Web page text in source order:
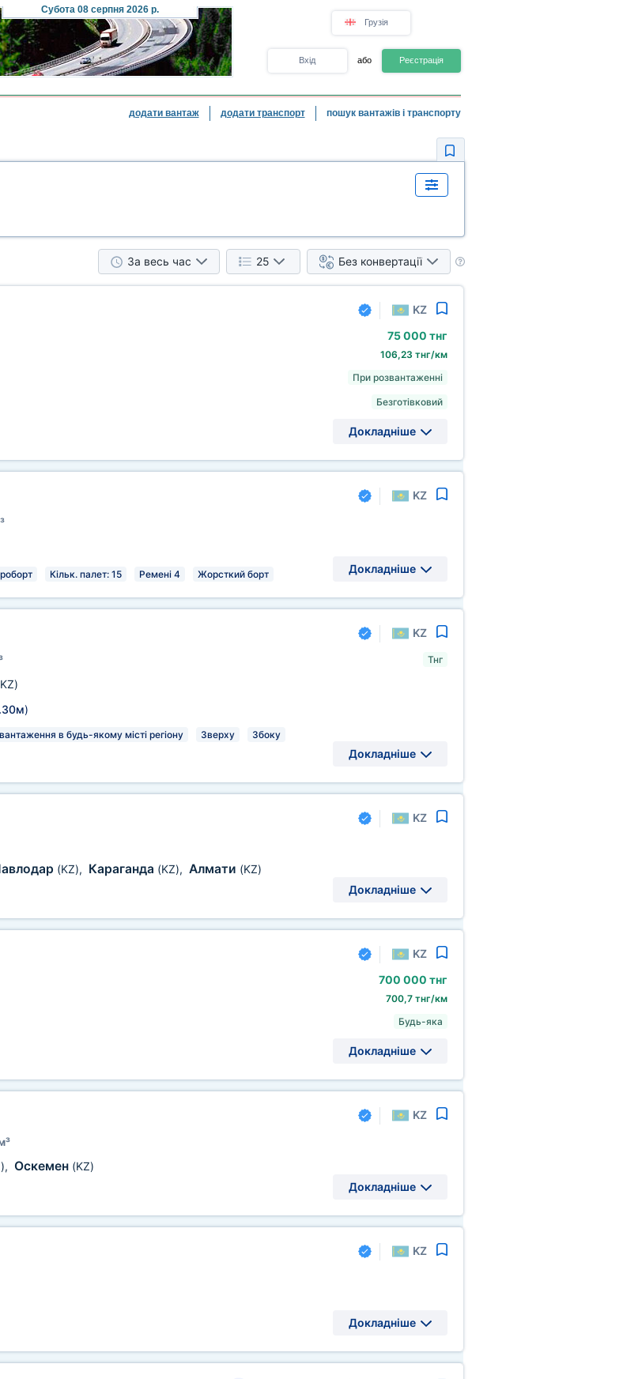
Субота08 серпня 2026 р.
Грузія
Вхід або Реєстрація
додати вантаж додати транспорт пошук вантажів і транспорту
За весь час 25 Без конвертації
KZ
75 000 тнг
106,23 тнг/км
При розвантаженні
Безготівковий
Докладніше
KZ
Кільк. палет: 15 Ремені 4 Жорсткий борт Докладніше
KZ
)
в будь-якому місті регіону Зверху Збоку
Тнг
Докладніше
KZ
(KZ), Караганда (KZ), Алмати (KZ)
Докладніше
KZ
700 000 тнг
700,7 тнг/км
Будь-яка
Докладніше
KZ
, Оскемен (KZ)
Докладніше
KZ
Докладніше